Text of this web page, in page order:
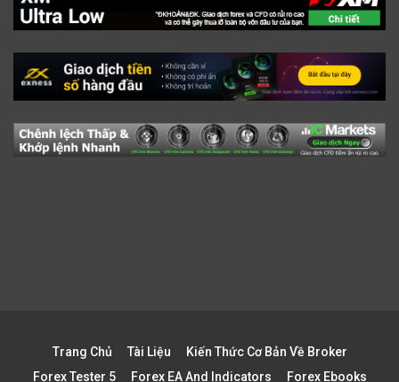
Trang Chủ Tài Liệu
Kiến Thức Cơ Bản Về Broker
Forex Tester 5
Forex EA And Indicators Forex Ebooks